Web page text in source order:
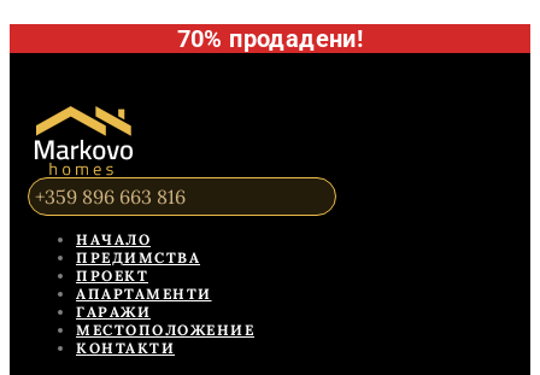
70% продадени!
+359 896 663 816
НАЧАЛО
ПРЕДИМСТВА
ПРОЕКТ
АПАРТАМЕНТИ
ГАРАЖИ
МЕСТОПОЛОЖЕНИЕ
КОНТАКТИ